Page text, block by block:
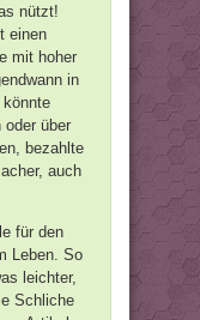
nützt!
einen
mit hoher
in
oder über
bezahlte
auch
für den
Leben. So
leichter,
Schliche